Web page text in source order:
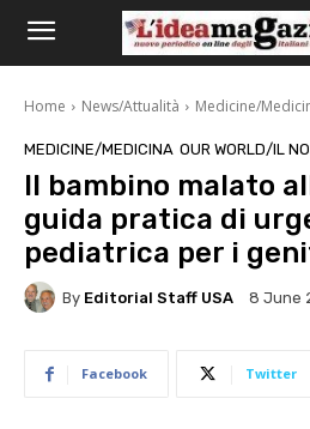
Home News/Attualità Medicine/
MEDICINE/MEDICINA OUR WORLD/IL
Il bambino malato
guida pratica di
pediatrica per i
By Editorial Staff USA 8 June
Facebook Twitter